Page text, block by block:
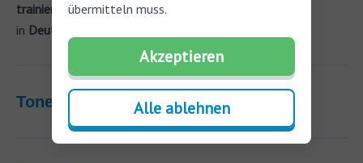
trainieren . Hier sind einige der
in Deutschland
ToneGym
übermitteln muss.
Akzeptieren
Alle ablehnen